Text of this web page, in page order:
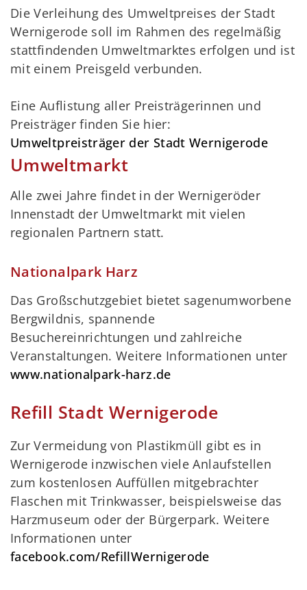
Die Verleihung des Umweltpreises der Stadt
Wernigerode soll im Rahmen des regelmäßig
stattfindenden Umweltmarktes erfolgen und ist
mit einem Preisgeld verbunden.
Eine Auflistung aller Preisträgerinnen und
Preisträger finden Sie hier:
Umweltpreisträger der Stadt Wernigerode
Umweltmarkt
Alle zwei Jahre findet in der Wernigeröder
Innenstadt der Umweltmarkt mit vielen
regionalen Partnern statt.
Nationalpark Harz
Das Großschutzgebiet bietet sagenumworbene
Bergwildnis, spannende
Besuchereinrichtungen und zahlreiche
Veranstaltungen. Weitere Informationen unter
www.nationalpark-harz.de
Refill Stadt Wernigerode
Zur Vermeidung von Plastikmüll gibt es in
Wernigerode inzwischen viele Anlaufstellen
zum kostenlosen Auffüllen mitgebrachter
Flaschen mit Trinkwasser, beispielsweise das
Harzmuseum oder der Bürgerpark. Weitere
Informationen unter
facebook.com/RefillWernigerode